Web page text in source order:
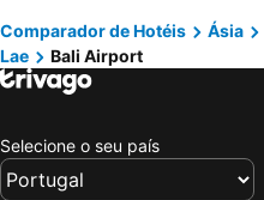
Comparador de Hotéis
Ásia
Lae
Bali Airport
Selecione o seu país